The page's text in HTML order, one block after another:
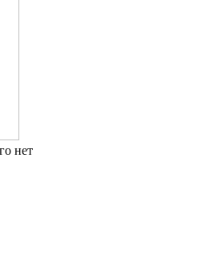
нет